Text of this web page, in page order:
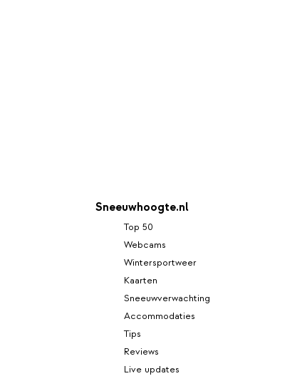
Sneeuwhoogte.nl
Top 50
Webcams
Wintersportweer
Kaarten
Sneeuwverwachting
Accommodaties
Tips
Reviews
Live updates